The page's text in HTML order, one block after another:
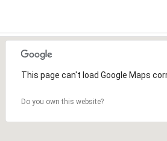
This page can't load Google Maps
Do you own this website?